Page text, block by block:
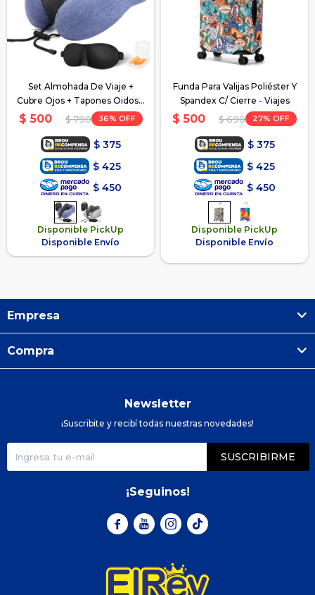
Set Almohada De Viaje +
Cubre Ojos + Tapones Oidos -
Azul
$ 500 $ 790 36
$ 375
$ 425
$ 450
Disponible PickUp
Disponible Envío
Funda Para Valijas Poliéster Y
Spandex C/ Cierre - Viajes
$ 500 $ 690 27
$ 375
$ 425
$ 450
Disponible PickUp
Disponible Envío
Empresa
Compra
Newsletter
¡Suscribite y recibí todas nuestras novedades!
SUSCRIBIRME
¡Seguinos!
  